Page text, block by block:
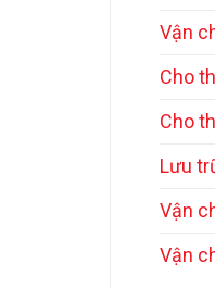
Vận
Cho
Cho
Lưu
Vận
Vận